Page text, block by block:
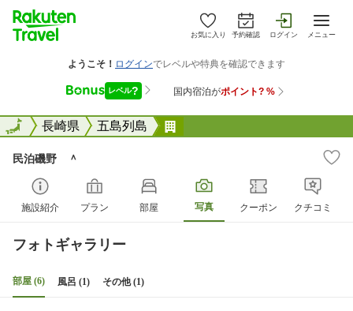
お気に入り 予約確認 ログイン メニュー
全国長崎県 五島列島
全国
民泊磯野 ＾
施設紹介 プラン 部屋 写真 クーポン クチコミ
フォトギャラリー
部屋 (6) 風呂 (1) その他 (1)